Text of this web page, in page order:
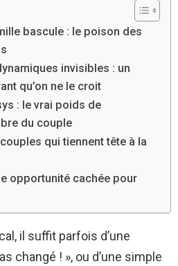
bascule : le poison des
invisibles : un
qu’on ne le croit
: le vrai poids de
du couple
qui tiennent tête à la
opportunité cachée pour
il suffit parfois d’une
changé ! », ou d’une simple